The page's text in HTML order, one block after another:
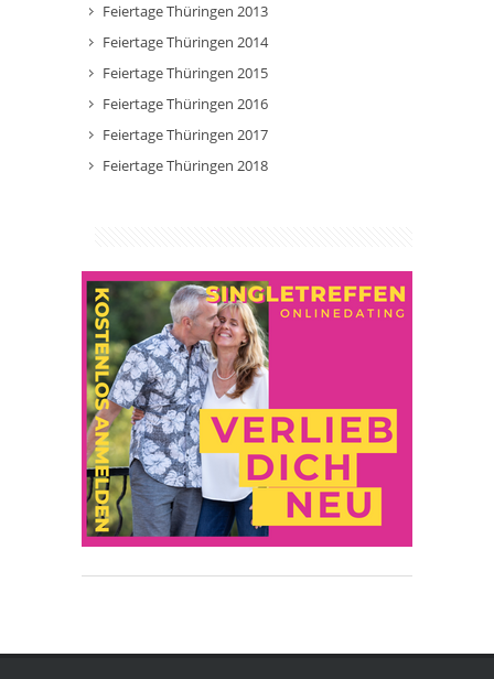
Feiertage Thüringen 2013
Feiertage Thüringen 2014
Feiertage Thüringen 2015
Feiertage Thüringen 2016
Feiertage Thüringen 2017
Feiertage Thüringen 2018